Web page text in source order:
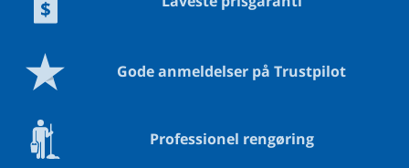
Gode anmeldelser på Trustpilot
Professionel rengøring